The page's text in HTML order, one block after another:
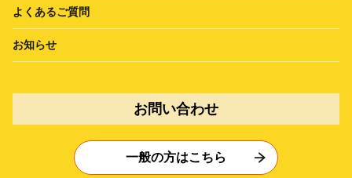
よくあるご質問
お知らせ
お問い合わせ
一般の方はこちら